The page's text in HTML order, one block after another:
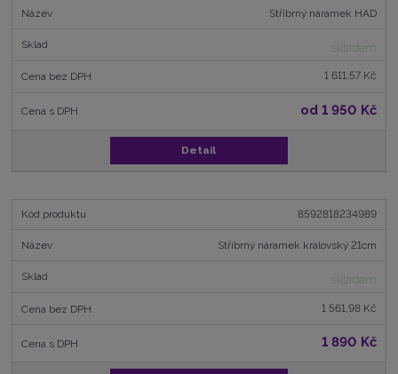
Stříbrný náramek HAD
skladem
1 611,57 Kč
od 1 950 Kč
Detail
8592818234989
Stříbrný náramek královský 21cm
skladem
1 561,98 Kč
1 890 Kč